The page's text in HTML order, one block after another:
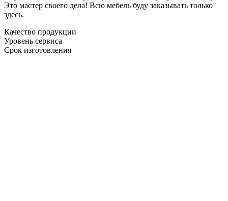
Это мастер своего дела! Всю мебель буду заказывать только
здесь.
Качество продукции
Уровень сервиса
Срок изготовления